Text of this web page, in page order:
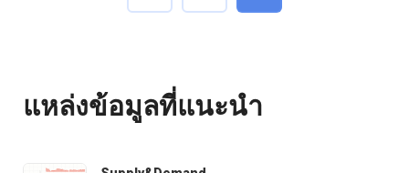
แหล่งข้อมูลที่แนะนำ